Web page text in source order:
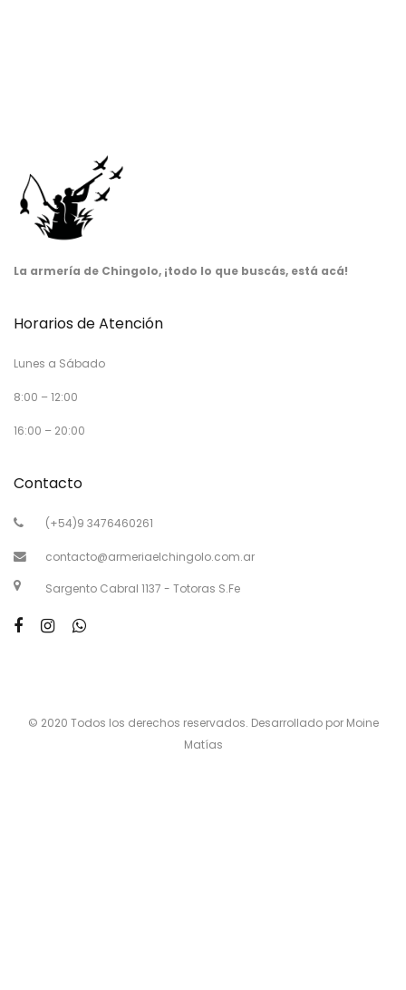
La armería de Chingolo, ¡todo lo que buscás, está acá!
Horarios de Atención
Lunes a Sábado
8:00 – 12:00
16:00 – 20:00
Contacto
(+54)9 3476460261
contacto@armeriaelchingolo.com.ar
Sargento Cabral 1137 - Totoras S.Fe
© 2020 Todos los derechos reservados. Desarrollado por Moine
Matías